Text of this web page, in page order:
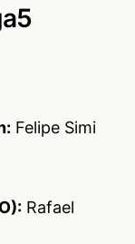
Felipe Simi
Rafael